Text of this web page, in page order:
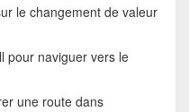
le changement de valeur
pour naviguer vers le
une route dans